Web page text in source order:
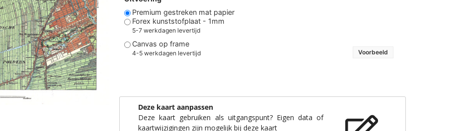
Premium gestreken mat papier
Forex kunststofplaat - 1mm
5-7 werkdagen levertijd
Canvas op frame
4-5 werkdagen levertijd Voorbeeld
Deze kaart aanpassen
Deze kaart gebruiken als uitgangspunt? Eigen data of
kaartwijzigingen zijn mogelijk bij deze kaart